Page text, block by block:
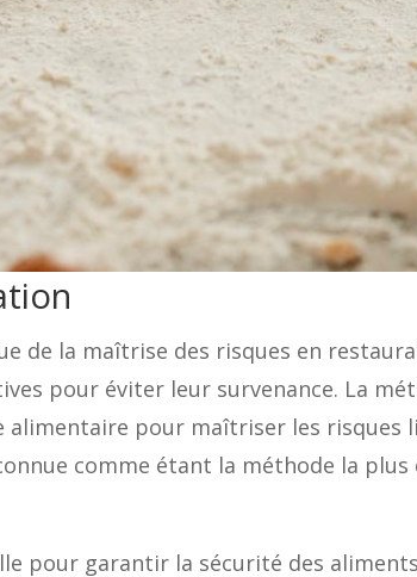
de la maîtrise des risques en
pour éviter leur survenance. La
alimentaire pour maîtriser les risques
comme étant la méthode la
pour garantir la sécurité des